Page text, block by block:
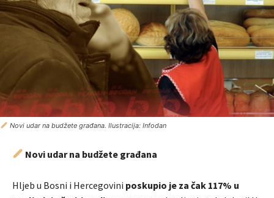
Novi udar na budžete građana. Ilustracija: Infodan
Novi udar na budžete građana
Hljeb u Bosni i Hercegovini poskupio je za čak 117% u